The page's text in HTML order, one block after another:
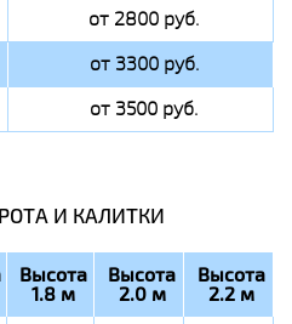
от 2800 руб.
от 3300 руб.
от 3500 руб.
И КАЛИТКИ
Высота
1.8 м
Высота
2.0 м
Высота
2.2 м